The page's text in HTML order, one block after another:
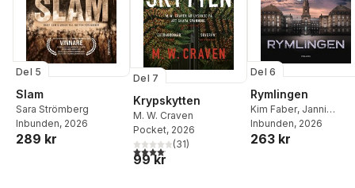
Del 5
Slam
Sara Strömberg
Inbunden, 2026
289 kr
Del 7
Krypskytten
M. W. Craven
Pocket, 2026
4,1utav 5 stjärnor. Totalt antal röster:
(31)
99 kr
Del 6
Rymlingen
Kim Faber, Janni
Pedersen
Inbunden, 2026
263 kr